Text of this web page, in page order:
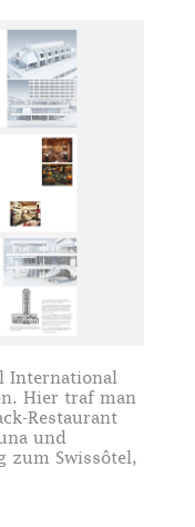
International
Hier traf man
Restaurant
und
zum Swissôtel,